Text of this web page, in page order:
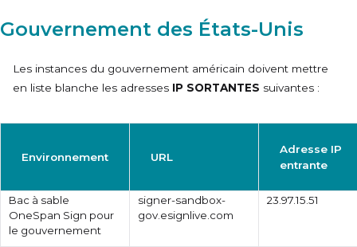
Gouvernement des États-Unis
Les instances du gouvernement américain doivent mettre
en liste blanche les adresses IP SORTANTES suivantes :
Environnement URL
Adresse IP
entrante
Bac à sable
OneSpan Sign pour
le gouvernement
signer-sandbox-
gov.esignlive.com
23.97.15.51